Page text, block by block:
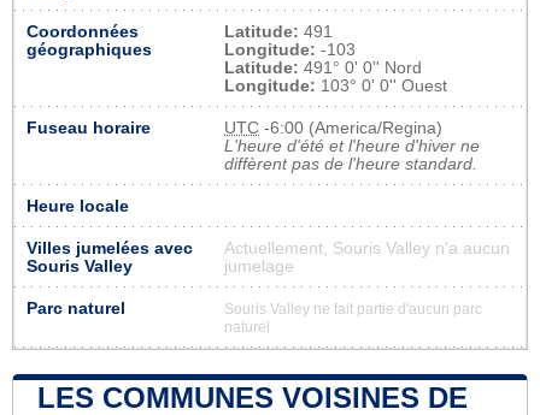
Coordonnées
géographiques
Latitude: 491
Longitude: -103
Latitude: 491° 0' 0'' Nord
Longitude: 103° 0' 0'' Ouest
Fuseau horaire UTC -6:00 (America/Regina)
L'heure d'été et l'heure d'hiver ne
diffèrent pas de l'heure standard.
Heure locale
Villes jumelées avec
Souris Valley
Actuellement, Souris Valley n'a aucun
jumelage
Parc naturel
Souris Valley ne fait partie d'aucun parc
naturel
LES COMMUNES VOISINES DE